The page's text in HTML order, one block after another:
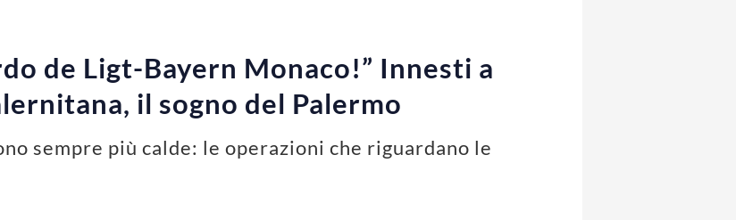
de Ligt-Bayern Monaco!” Innesti a
il sogno del Palermo
sempre più calde: le operazioni che riguardano le